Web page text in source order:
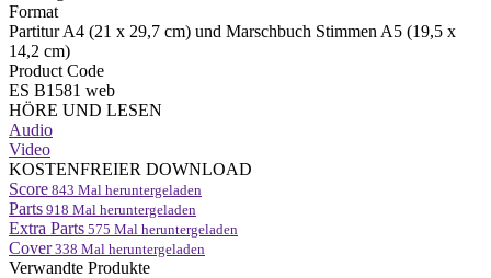
Format
Partitur A4 (21 x 29,7 cm) und Marschbuch Stimmen A5 (19,5 x
14,2 cm)
Product Code
ES B1581 web
HÖRE UND LESEN
Audio
Video
KOSTENFREIER DOWNLOAD
Score 843 Mal heruntergeladen
Parts 918 Mal heruntergeladen
Extra Parts 575 Mal heruntergeladen
Cover338 Mal heruntergeladen
Verwandte Produkte